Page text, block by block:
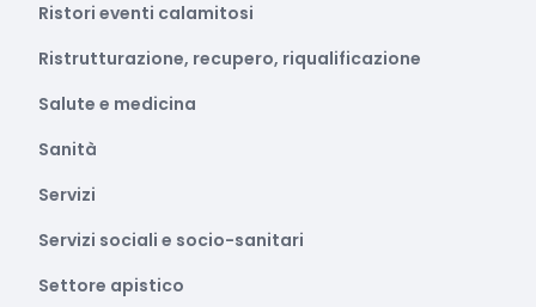
Ristori eventi calamitosi
Ristrutturazione, recupero, riqualificazione
Salute e medicina
Sanità
Servizi
Servizi sociali e socio-sanitari
Settore apistico